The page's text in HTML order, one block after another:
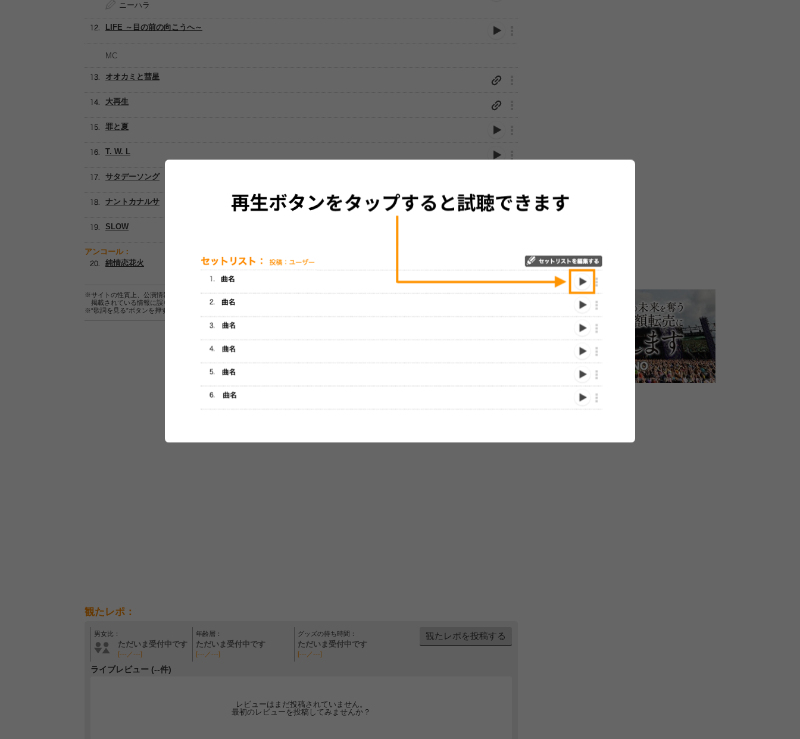
ニーハラ
LIFE ～目の前の向こうへ～
MC
オオカミと彗星
大再生
罪と夏
T. W. L
サタデーソング
ナントカナルサ
SLOW
アンコール：
純情恋花火
※サイトの性質上、公演情報およびセットリスト情報の正確性は保証されませんので、あらかじめご了承ください。
掲載されている情報に誤りがある場合は、 こちら
※“歌詞を見る”ボタンを押すと、株式会社ページワンが運営する歌詞サイト「
観たレポ：
男女比：
ただいま受付中です
[---／---]
年齢層：
ただいま受付中です
[---／---]
グッズの待ち時間：
ただいま受付中です
[---／---]
観たレポを投稿する
ライブレビュー (--件)
レビューはまだ投稿されていません。
最初のレビューを投稿してみませんか？